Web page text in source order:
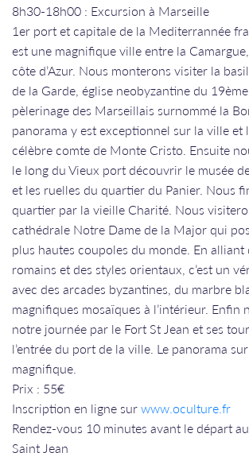
8h30-18h00 : Excursion à Marseille
1er port et capitale de la Mediterrannée
est une magnifique ville entre la
côte d’Azur. Nous monterons visiter la
de la Garde, église neobyzantine du
pèlerinage des Marseillais surnommé la
panorama y est exceptionnel sur la ville et
célèbre comte de Monte Cristo. Ensuite
le long du Vieux port découvrir le musée
et les ruelles du quartier du Panier. Nous
quartier par la vieille Charité. Nous
cathédrale Notre Dame de la Major qui
plus hautes coupoles du monde. En alliant
romains et des styles orientaux, c’est un
avec des arcades byzantines, du marbre
magnifiques mosaïques à l’intérieur. Enfin
notre journée par le Fort St Jean et ses
l’entrée du port de la ville. Le panorama
magnifique.
​​​​​​​​​​​​​​​​​​​​​Prix : 55€
Inscription en ligne surwww.oculture.fr
Rendez-vous 10 minutes avant le départ
Saint Jean